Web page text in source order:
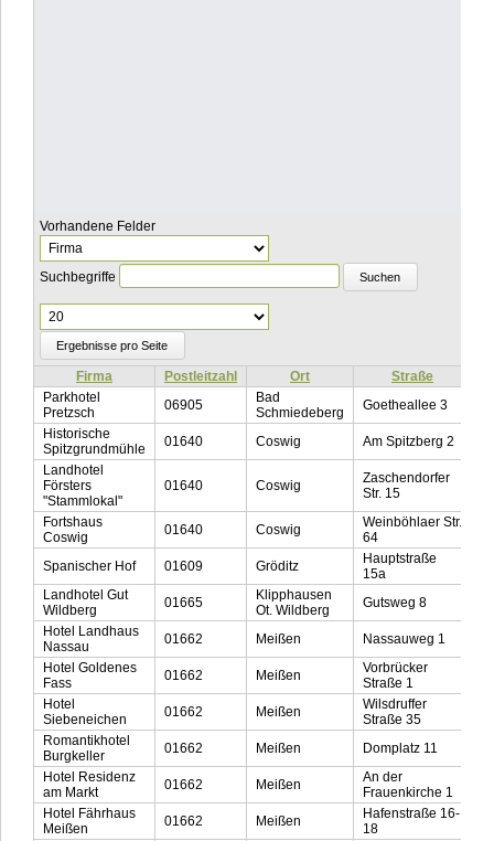
Vorhandene Felder
Suchbegriffe
Ergebnisse
pro
Seite
Firma Postleitzahl Ort Straße
Parkhotel
Pretzsch
06905
Bad
Schmiedeberg
Goetheallee 3
Historische
Spitzgrundmühle
01640 Coswig Am Spitzberg 2
Landhotel
Försters
"Stammlokal"
01640 Coswig
Zaschendorfer
Str. 15
Fortshaus
Coswig
01640 Coswig
Weinböhlaer Str.
64
Spanischer Hof 01609 Gröditz
Hauptstraße
15a
Landhotel Gut
Wildberg
01665
Klipphausen
Ot. Wildberg
Gutsweg 8
Hotel Landhaus
Nassau
01662 Meißen Nassauweg 1
Hotel Goldenes
Fass
01662 Meißen
Vorbrücker
Straße 1
Hotel
Siebeneichen
01662 Meißen
Wilsdruffer
Straße 35
Romantikhotel
Burgkeller
01662 Meißen Domplatz 11
Hotel Residenz
am Markt
01662 Meißen
An der
Frauenkirche 1
Hotel Fährhaus
Meißen
01662 Meißen
Hafenstraße 16-
18